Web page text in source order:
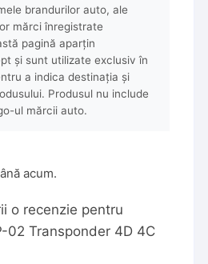
brandurilor auto, ale
mărci înregistrate
pagină aparțin
și sunt utilizate exclusiv în
a indica destinația și
Produsul nu include
ul mărcii auto.
acum.
o recenzie pentru
02 Transponder 4D 4C